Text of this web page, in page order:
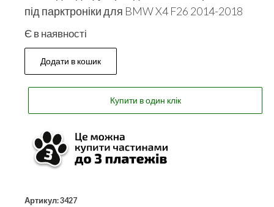
під парктроніки для BMW X4 F26 2014-2018
Є в наявності
Додати в кошик
Купити в один клік
Артикул:3427